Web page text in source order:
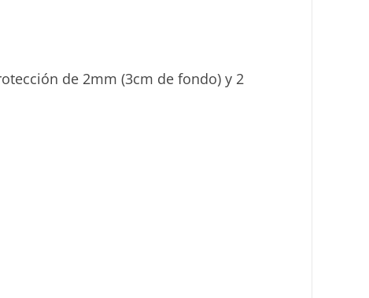
de 2mm (3cm de fondo) y 2